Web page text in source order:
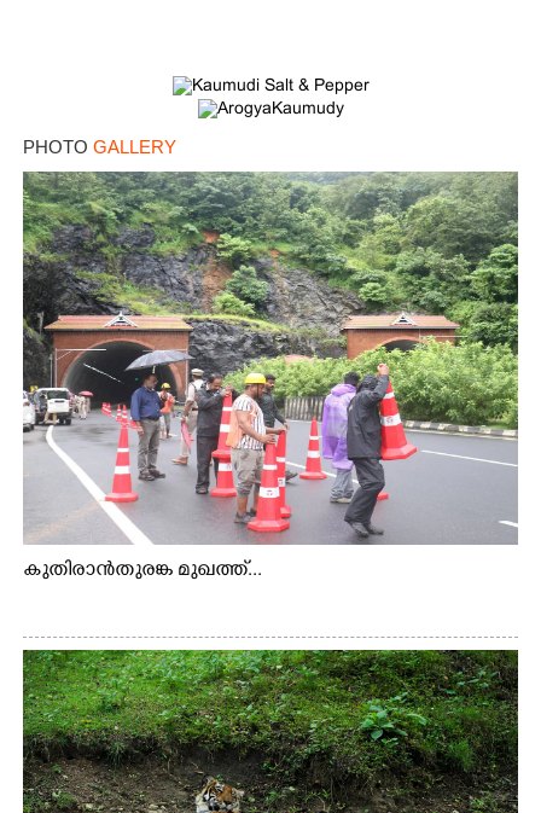
PHOTO GALLERY
കുതിരാൻതുരങ്ക മുഖത്ത്...Share this link
Copy Link